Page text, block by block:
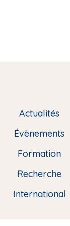
Actualités
Évènements
Formation
Recherche
International